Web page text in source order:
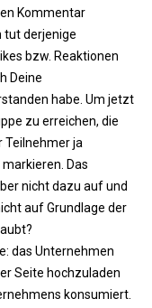
Kommentar
tut derjenige
bzw. Reaktionen
Deine
habe. Um jetzt
zu erreichen, die
Teilnehmer ja
Das
nicht dazu auf und
auf Grundlage der
das Unternehmen
Seite hochzuladen
konsumiert.